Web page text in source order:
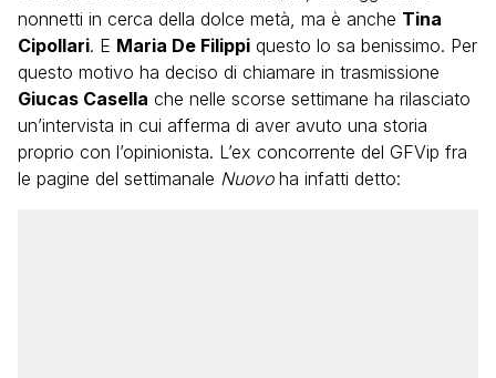
nonnetti in cerca della dolce metà, ma è anche Tina
Cipollari. E Maria De Filippi questo lo sa benissimo. Per
questo motivo ha deciso di chiamare in trasmissione
Giucas Casella che nelle scorse settimane ha rilasciato
un’intervista in cui afferma di aver avuto una storia
proprio con l’opinionista. L’ex concorrente del GFVip fra
le pagine del settimanale Nuovoha infatti detto: